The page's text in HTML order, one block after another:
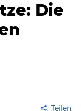
Die
Teilen